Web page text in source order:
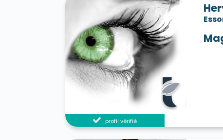
profil vérifié